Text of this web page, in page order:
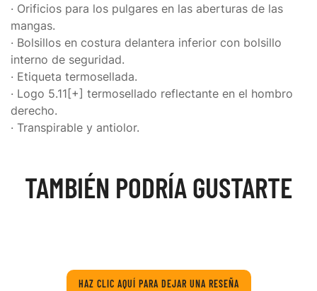
· Orificios para los pulgares en las aberturas de las
mangas.
· Bolsillos en costura delantera inferior con bolsillo
interno de seguridad.
· Etiqueta termosellada.
· Logo 5.11[+] termosellado reflectante en el hombro
derecho.
· Transpirable y antiolor.
TAMBIÉN PODRÍA GUSTARTE
HAZ CLIC AQUÍ PARA DEJAR UNA RESEÑA